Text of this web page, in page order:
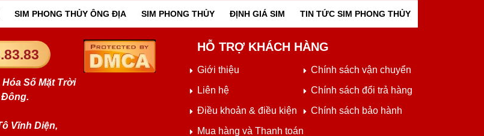
SIM PHONG THỦY ÔNG ĐỊA SIM PHONG THỦY ĐỊNH GIÁ SIM TIN TỨC SIM PHONG THỦY
Số Mặt Trời
Vĩnh Diện,
HỖ TRỢ KHÁCH HÀNG
Giới thiệu
Liên hệ
Điều khoản & điều kiện
Mua hàng và Thanh toán
Chính sách vận chuyển
Chính sách đổi trả hàng
Chính sách bảo hành